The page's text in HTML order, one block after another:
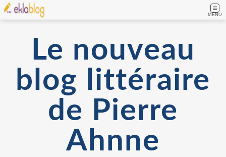
MENU
Le nouveau
blog littéraire
de Pierre
Ahnne